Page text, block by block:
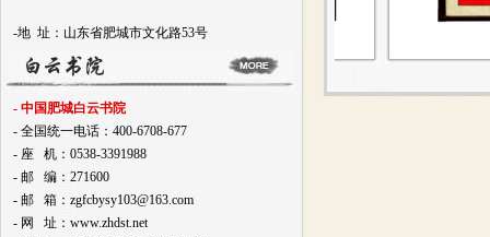
-地 址：山东省肥城市文化路53号
- 中国肥城白云书院
- 全国统一电话：400-6708-677
- 座 机：0538-3391988
- 邮 编：271600
- 邮 箱：zgfcbysy103@163.com
- 网 址：www.zhdst.net